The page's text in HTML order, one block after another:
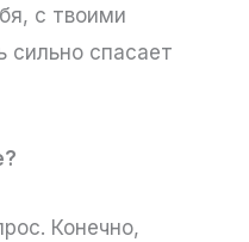
с твоими
сильно спасает
Конечно,